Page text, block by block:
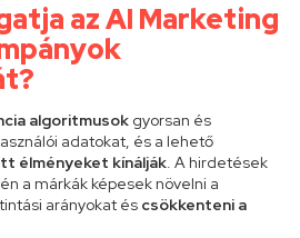
az AI Marketing
algoritmusok gyorsan és
adatokat, és a lehető
élményeket kínálják. A hirdetések
a márkák képesek növelni a
arányokat és csökkenteni a